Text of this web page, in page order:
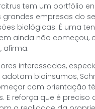
tem um portfólio
grandes empresas do
biológicas. É uma
ainda não começou,
afirma.
interessados,
bioinsumos,
com orientação
E reforça que é preciso